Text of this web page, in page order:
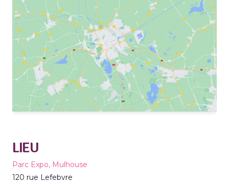
LIEU
Parc Expo, Mulhouse
120 rue Lefebvre